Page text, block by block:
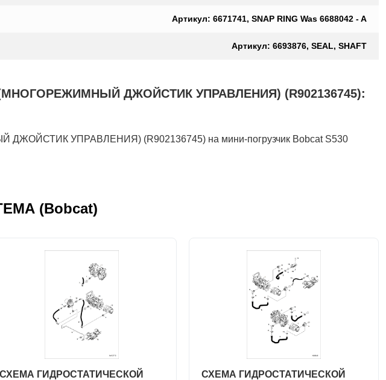
Артикул: 6671741, SNAP RING Was 6688042 - A
Артикул: 6693876, SEAL, SHAFT
ДЖОЙСТИК УПРАВЛЕНИЯ) (R902136745):
УПРАВЛЕНИЯ) (R902136745) на мини-погрузчик Bobcat S530
(Bobcat)
СХЕМА ГИДРОСТАТИЧЕСКОЙ
СХЕМА ГИДРОСТАТИЧЕСКОЙ